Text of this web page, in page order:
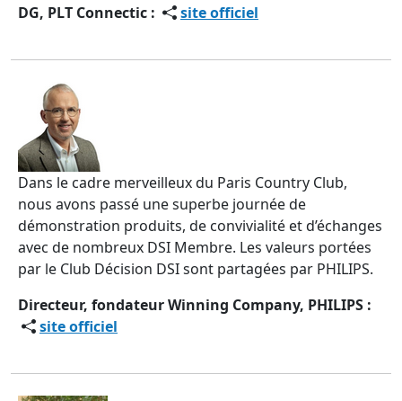
DG, PLT Connectic :
site officiel
Dans le cadre merveilleux du Paris Country Club,
nous avons passé une superbe journée de
démonstration produits, de convivialité et d’échanges
avec de nombreux DSI Membre. Les valeurs portées
par le Club Décision DSI sont partagées par PHILIPS.
Directeur, fondateur Winning Company, PHILIPS :
site officiel